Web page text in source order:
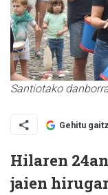
Santiotako
Gehitu
Hilaren
jaien